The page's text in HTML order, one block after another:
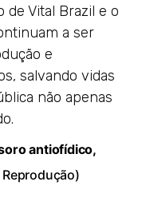
de Vital Brazil e o
a ser
e
salvando vidas
não apenas
antiofídico,